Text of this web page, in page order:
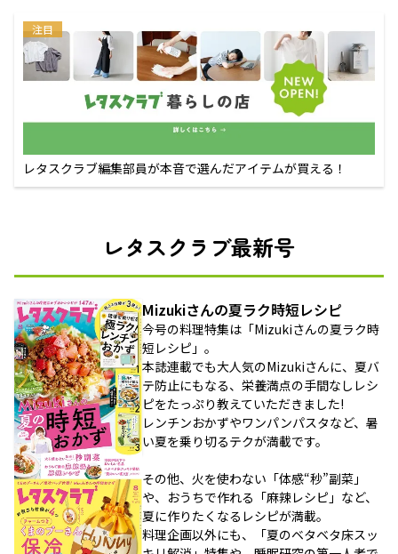
注目
レタスクラブ編集部員が本音で選んだアイテムが買える！
レタスクラブ最新号
Mizukiさんの夏ラク時短レシピ
今号の料理特集は「Mizukiさんの夏ラク時
短レシピ」。
本誌連載でも大人気のMizukiさんに、夏バ
テ防止にもなる、栄養満点の手間なしレシ
ピをたっぷり教えていただきました!
レンチンおかずやワンパンパスタなど、暑
い夏を乗り切るテクが満載です。
その他、火を使わない「体感“秒”副菜」
や、おうちで作れる「麻辣レシピ」など、
夏に作りたくなるレシピが満載。
料理企画以外にも、「夏のベタベタ床スッ